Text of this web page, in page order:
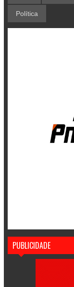
Política
PUBLICIDADE